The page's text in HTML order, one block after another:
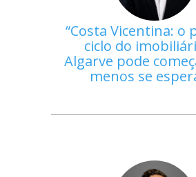
Costa Vicentina: o
ciclo do
Algarve pode
menos se